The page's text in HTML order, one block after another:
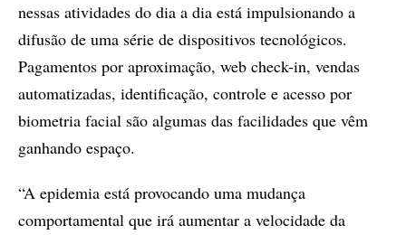
nessas atividades do dia a dia está impulsionando a
difusão de uma série de dispositivos tecnológicos.
Pagamentos por aproximação, web check-in, vendas
automatizadas, identificação, controle e acesso por
biometria facial são algumas das facilidades que vêm
ganhando espaço.
“A epidemia está provocando uma mudança
comportamental que irá aumentar a velocidade da